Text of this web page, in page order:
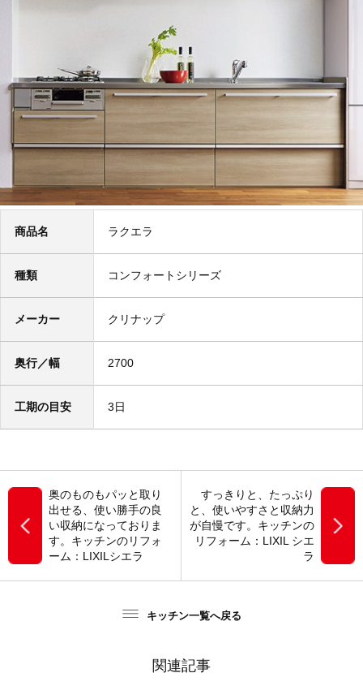
商品名 ラクエラ
種類 コンフォートシリーズ
メーカー クリナップ
奥行／幅 2700
工期の目安 3日
奥のものもパッと取り
出せる、使い勝手の良
い収納になっておりま
す。キッチンのリフォ
ーム：LIXILシエラ
すっきりと、たっぷり
と、使いやすさと収納力
が自慢です。キッチンの
リフォーム：LIXIL シエ
ラ
キッチン一覧へ戻る
関連記事